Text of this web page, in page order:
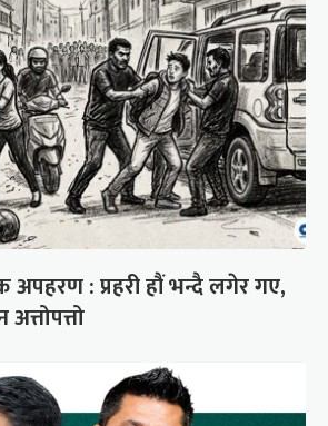
अपहरण : प्रहरी हौं भन्दै लगेर गए,